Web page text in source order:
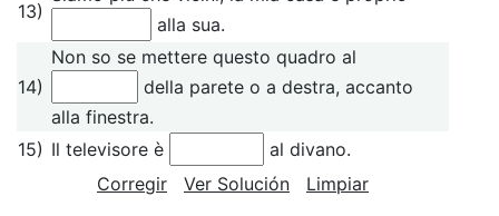
13)
alla sua.
14)
Non so se mettere questo quadro al
della parete o a destra, accanto
alla finestra.
15) Il televisore è
al divano.
Corregir
Ver Solución Limpiar